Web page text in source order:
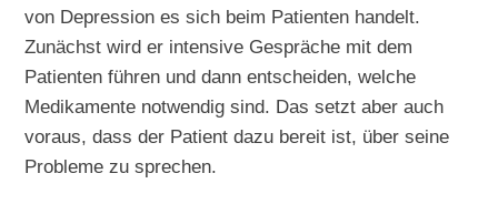
von Depression es sich beim Patienten handelt.
Zunächst wird er intensive Gespräche mit dem
Patienten führen und dann entscheiden, welche
Medikamente notwendig sind. Das setzt aber auch
voraus, dass der Patient dazu bereit ist, über seine
Probleme zu sprechen.